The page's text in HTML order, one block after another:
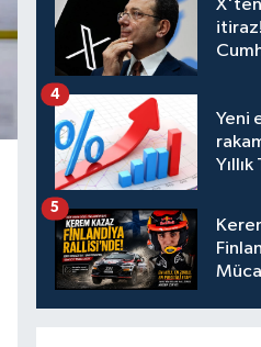
X'ten
Yeni
4
5